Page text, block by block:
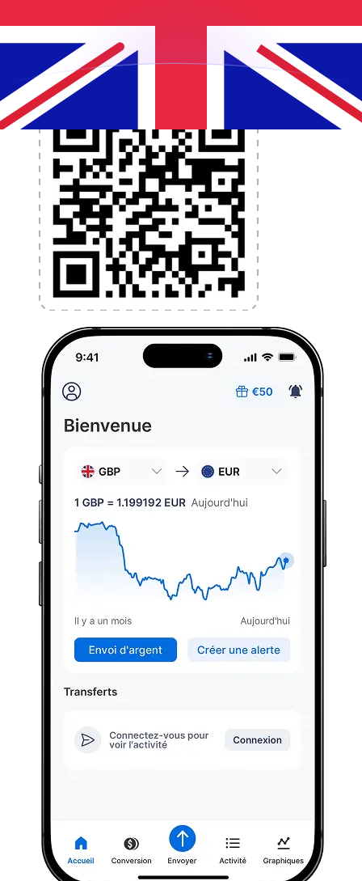
l'application dès aujourd'hui !